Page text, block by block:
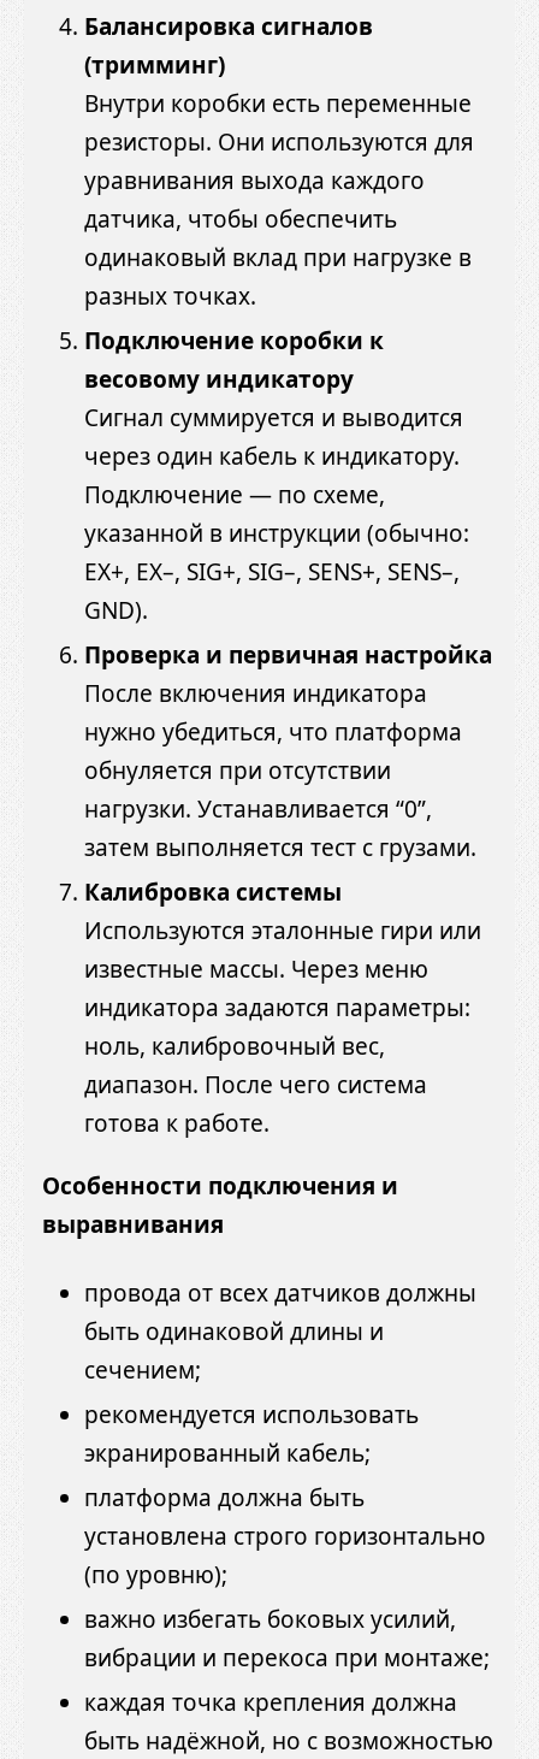
Балансировка сигналов
(тримминг)
Внутри коробки есть переменные
резисторы. Они используются для
уравнивания выхода каждого
датчика, чтобы обеспечить
одинаковый вклад при нагрузке в
разных точках.
Подключение коробки к
весовому индикатору
Сигнал суммируется и выводится
через один кабель к индикатору.
Подключение — по схеме,
указанной в инструкции (обычно:
EX+, EX–, SIG+, SIG–, SENS+, SENS–,
GND).
Проверка и первичная настройка
После включения индикатора
нужно убедиться, что платформа
обнуляется при отсутствии
нагрузки. Устанавливается “0”,
затем выполняется тест с грузами.
Калибровка системы
Используются эталонные гири или
известные массы. Через меню
индикатора задаются параметры:
ноль, калибровочный вес,
диапазон. После чего система
готова к работе.
Особенности подключения и
выравнивания
провода от всех датчиков должны
быть одинаковой длины и
сечением;
рекомендуется использовать
экранированный кабель;
платформа должна быть
установлена строго горизонтально
(по уровню);
важно избегать боковых усилий,
вибрации и перекоса при монтаже;
каждая точка крепления должна
быть надёжной, но с возможностью